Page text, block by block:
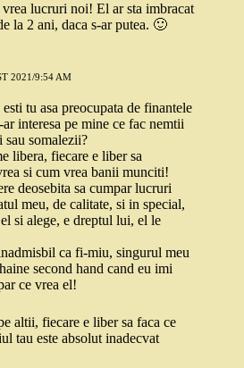
lucruri noi! El ar sta imbracat
la 2 ani, daca s-ar putea. 🙂
2021/9:54 AM
tu asa preocupata de finantele
interesa pe mine ce fac nemtii
sau somalezii?
libera, fiecare e liber sa
si cum vrea banii munciti!
deosebita sa cumpar lucruri
meu, de calitate, si in special,
si alege, e dreptul lui, el le
ca fi-miu, singurul meu
second hand cand eu imi
ce vrea el!
altii, fiecare e liber sa faca ce
tau este absolut inadecvat